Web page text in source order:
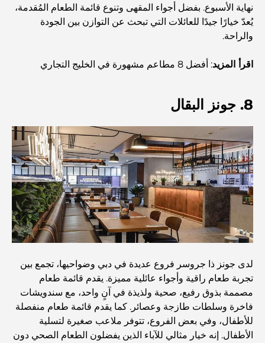
مطاعم شاطئ J1: وجهة دبي الجديدة لتناول الطعام الفاخر
أغلى ساعات رولكس التي بيعت على الإطلاق
حضانة أطفال في دبي هيلز: دليل للآباء
أفضل المقاهي في وسط مدينة دبي: دليل شامل لعشاق القهوة
أغلى سيارات مرسيدس التي تم تصنيعها على الإطلاق
الانتقال إلى دبي من أستراليا: دليل شامل للانتقال
رحلة سفاري فاخرة ليلية في دبي: ملاذ فاخر
أغلى سيارات تسلا: الابتكار يلتقي بالأداء
نهاية الأسبوع. بفضل أجواء المقهى وتنوع قائمة الطعام المُقدمة،
يُعدّ خيارًا جيدًا للعائلات التي تبحث عن التوازن بين الجودة
والراحة.
اقرأ المزيد: أفضل 8 مطاعم مشهورة في الخليج التجاري
8. جونز البقال
لدى جونز ذا جروسر فروع عديدة في دبي وضواحيها، تجمع بين
تجربة طعام راقية وأجواء عائلية مميزة. يقدم قائمة طعام
مصممة بذوق رفيع، صحية ولذيذة في آنٍ واحد، مع سندويشات
فاخرة وسلطات طازجة وعصائر. كما يقدم قائمة طعام منفصلة
للأطفال، وفي بعض الفروع، تتوفر ملاعب صغيرة لتسلية
الأطفال. إنه خيار مثالي للآباء الذين يفضلون الطعام الصحي دون